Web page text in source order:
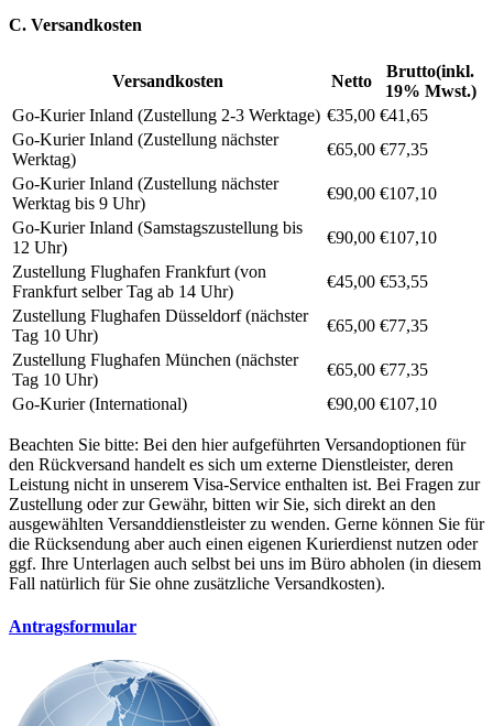
C. Versandkosten
Versandkosten Netto
Brutto(inkl.
19% Mwst.)
Go-Kurier Inland (Zustellung 2-3 Werktage) €35,00 €41,65
Go-Kurier Inland (Zustellung nächster
Werktag)
€65,00 €77,35
Go-Kurier Inland (Zustellung nächster
Werktag bis 9 Uhr)
€90,00 €107,10
Go-Kurier Inland (Samstagszustellung bis
12 Uhr)
€90,00 €107,10
Zustellung Flughafen Frankfurt (von
Frankfurt selber Tag ab 14 Uhr)
€45,00 €53,55
Zustellung Flughafen Düsseldorf (nächster
Tag 10 Uhr)
€65,00 €77,35
Zustellung Flughafen München (nächster
Tag 10 Uhr)
€65,00 €77,35
Go-Kurier (International)
€90,00 €107,10
Beachten Sie bitte: Bei den hier aufgeführten Versandoptionen für
den Rückversand handelt es sich um externe Dienstleister, deren
Leistung nicht in unserem Visa-Service enthalten ist. Bei Fragen zur
Zustellung oder zur Gewähr, bitten wir Sie, sich direkt an den
ausgewählten Versanddienstleister zu wenden. Gerne können Sie für
die Rücksendung aber auch einen eigenen Kurierdienst nutzen oder
ggf. Ihre Unterlagen auch selbst bei uns im Büro abholen (in diesem
Fall natürlich für Sie ohne zusätzliche Versandkosten).
Antragsformular